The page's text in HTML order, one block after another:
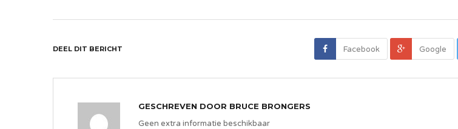
DEEL DIT BERICHT Google
Facebook
GESCHREVEN DOOR BRUCE BRONGERS
Geen extra informatie beschikbaar